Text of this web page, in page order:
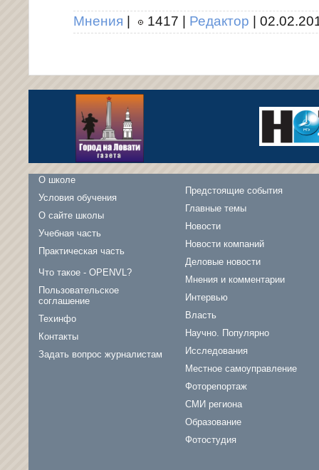
Мнения 1417 Редактор
О школе
Условия обучения
О сайте школы
Учебная часть
Практическая часть
Что такое - OPENVL?
Пользовательское
соглашение
Техинфо
Контакты
Задать вопрос журналистам
Предстоящие события
Главные темы
Новости
Новости компаний
Деловые новости
Мнения и комментарии
Интервью
Власть
Научно. Популярно
Исследования
Местное самоуправление
Фоторепортаж
СМИ региона
Образование
Фотостудия